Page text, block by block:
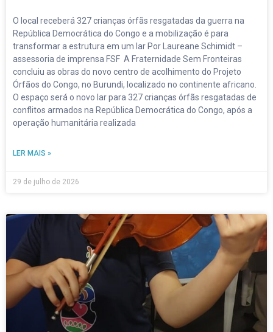
O local receberá 327 crianças órfãs resgatadas da guerra na
República Democrática do Congo e a mobilização é para
transformar a estrutura em um lar Por Laureane Schimidt –
assessoria de imprensa FSF A Fraternidade Sem Fronteiras
concluiu as obras do novo centro de acolhimento do Projeto
Órfãos do Congo, no Burundi, localizado no continente africano.
O espaço será o novo lar para 327 crianças órfãs resgatadas de
conflitos armados na República Democrática do Congo, após a
operação humanitária realizada
LER MAIS »
29 de julho de 2026